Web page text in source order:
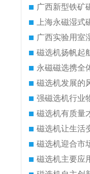
广西新型铁矿
上海永磁湿式
广西实验用室
磁选机扬帆起
永磁磁选携全
磁选机发展的
强磁选机行业
磁选机有质量
磁选机让生活
磁选机迎合市
磁选机主要应